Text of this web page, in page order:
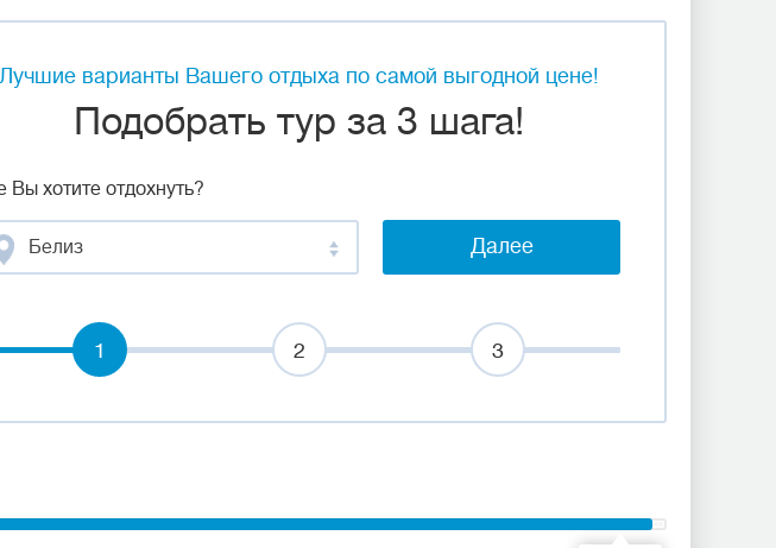
Лучшие варианты Вашего отдыха по самой выгодной цене!
Подобрать тур за 3 шага!
Вы хотите отдохнуть?
Белиз Далее
1 2 3